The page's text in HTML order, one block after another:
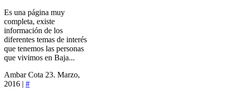
Es una página muy
completa, existe
información de los
diferentes temas de interés
que tenemos las personas
que vivimos en Baja...
Ambar Cota 23. Marzo,
2016 | #